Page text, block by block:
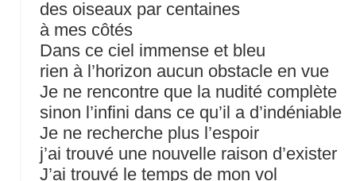
des oiseaux par centaines
à mes côtés
Dans ce ciel immense et bleu
rien à l’horizon aucun obstacle en vue
Je ne rencontre que la nudité complète
sinon l’infini dans ce qu’il a d’indéniable
Je ne recherche plus l’espoir
j’ai trouvé une nouvelle raison d’exister
J’ai trouvé le temps de mon vol